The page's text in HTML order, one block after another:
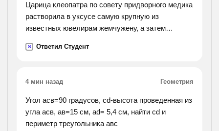
Царица клеопатра по совету придворного медика
растворила в уксусе самую крупную из
известных ювелирам жемчужену, а затем
некоторого времени. какую реакцию
S Ответил Студент
4 мин назад Геометрия
Угол асв=90 градусов, сd-высота проведенная из
угла асв, ав=15 см, аd= 5,4 см, найти сd и
периметр треугольника авс